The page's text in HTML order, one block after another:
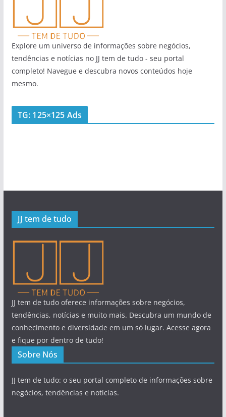
Explore um universo de informações sobre negócios,
tendências e notícias no JJ tem de tudo - seu portal
completo! Navegue e descubra novos conteúdos hoje
mesmo.
TG: 125×125 Ads
JJ tem de tudo
JJ tem de tudo oferece informações sobre negócios,
tendências, notícias e muito mais. Descubra um mundo de
conhecimento e diversidade em um só lugar. Acesse agora
e fique por dentro de tudo!
Sobre Nós
JJ tem de tudo: o seu portal completo de informações sobre
negócios, tendências e notícias.